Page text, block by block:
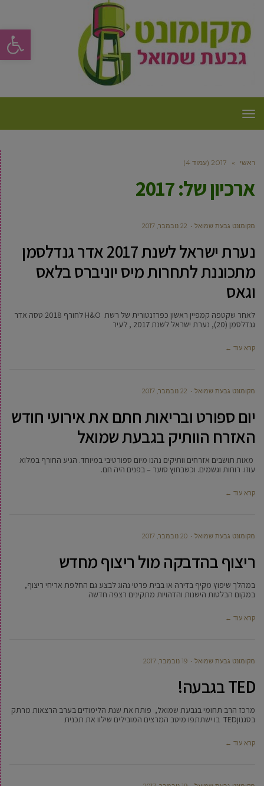
פתח
תפריט
ראשי » 2017 (עמוד 4)
ארכיון של:2017
מקומונט גבעת שמואל 22 נובמבר, 2017
נערת ישראל לשנת 2017 אדר גנדלסמן
מתכוננת לתחרות מיס יוניברס בלאס
וגאס
לאחר שקטפה קמפיין ראשון כפרזנטורית של רשת H&O לחורף 2018 טסה אדר
גנדלסמן (20), נערת ישראל לשנת 2017 , לעיר
קרא עוד ←
מקומונט גבעת שמואל 22 נובמבר, 2017
יום ספורט ובריאות חתם את אירועי חודש
האזרח הוותיק בגבעת שמואל
מאות תושבים אזרחים וותיקים נהנו מיום ספורטיבי במיוחד. הגיע החורף במלוא
עוזו. רוחות וגשמים. וכשבחוץ סוער – בפנים היה חם.
קרא עוד ←
מקומונט גבעת שמואל 20 נובמבר, 2017
ריצוף בהדבקה מול ריצוף מחדש
במהלך שיפוץ מקיף בדירה או בבית פרטי נהוג לבצע גם החלפת אריחי ריצוף,
במקום הבלטות הישנות והדהויות מתקינים רצפה חדשה
קרא עוד ←
מקומונט גבעת שמואל 19 נובמבר, 2017
TED בגבעה!
מרכז הרב תחומי בגבעת שמואל, פותח את שנת הלימודים בערב הרצאות מרתק
בסגנוןTED בו ישתתפו מיטב המרצים המובילים שילוו את תכנית
קרא עוד ←